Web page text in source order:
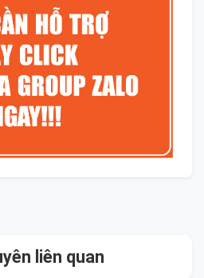
liên quan